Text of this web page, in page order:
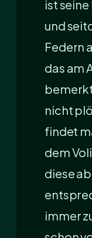
ist
und
Federn
das am
nicht
findet
dem
diese
immer